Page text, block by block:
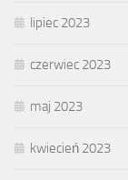
lipiec 2023
czerwiec 2023
maj 2023
kwiecień 2023